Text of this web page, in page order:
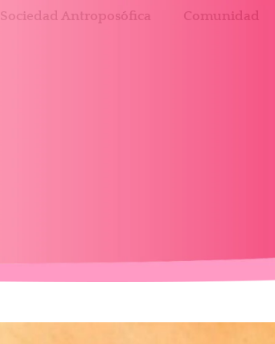
Sociedad Antroposófica Comunidad